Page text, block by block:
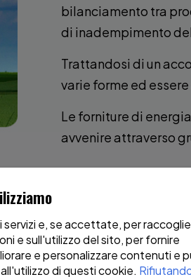
bilanciamento tra
di inadempimento
Trattandosi di un
varie forme ed
Le forniture di
avvenire attraverso
servizi e, se accettate, per
e sull'utilizzo del sito, per fornire
e personalizzare contenuti e
di questi cookie.